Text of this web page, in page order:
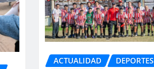
ACTUALIDAD
DEPORTES